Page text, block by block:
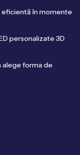
eficientă în momente
personalizate 3D
alege forma de